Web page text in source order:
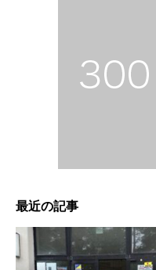
最近の記事